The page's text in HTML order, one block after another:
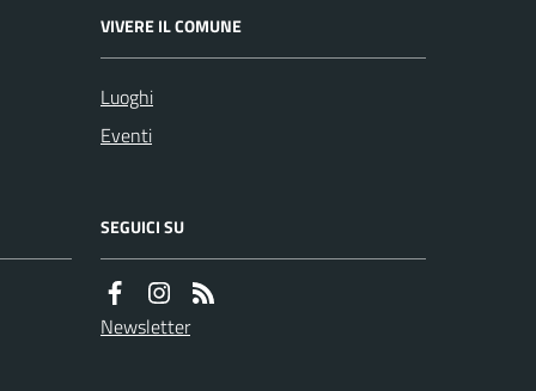
VIVERE IL COMUNE
Luoghi
Eventi
SEGUICI SU
Newsletter